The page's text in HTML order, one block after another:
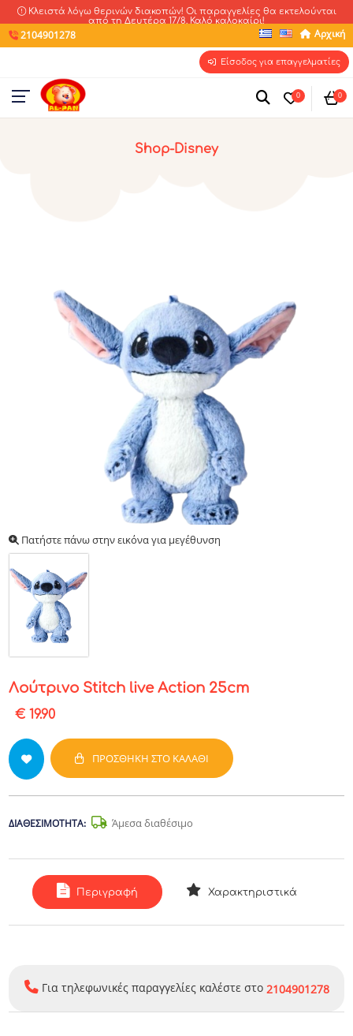
Κλειστά λόγω θερινών διακοπών! Οι παραγγελίες θα εκτελούνται
από τη Δευτέρα 17/8. Καλό καλοκαίρι!
Είσοδος για επαγγελματίες
2104901278 Αρχική
0 0
Shop-Disney
Πατήστε πάνω στην εικόνα για μεγέθυνση
Λούτρινο Stitch live Action 25cm
€ 19.90
ΠΡΟΣΘΉΚΗ ΣΤΟ ΚΑΛΆΘΙ
ΔΙΑΘΕΣΙΜΌΤΗΤΑ: Άμεσα διαθέσιμο
Περιγραφή Χαρακτηριστικά
Για τηλεφωνικές παραγγελίες καλέστε στο 2104901278